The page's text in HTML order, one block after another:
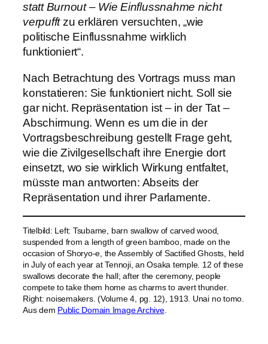
statt Burnout – Wie Einflussnahme nicht
verpufftzu erklären versuchten, „wie
politische Einflussnahme wirklich
funktioniert“.
Nach Betrachtung des Vortrags muss man
konstatieren: Sie funktioniert nicht. Soll sie
gar nicht. Repräsentation ist – in der Tat –
Abschirmung. Wenn es um die in der
Vortragsbeschreibung gestellt Frage geht,
wie die Zivilgesellschaft ihre Energie dort
einsetzt, wo sie wirklich Wirkung entfaltet,
müsste man antworten: Abseits der
Repräsentation und ihrer Parlamente.
Titelbild: Left: Tsubame, barn swallow of carved wood,
suspended from a length of green bamboo, made on the
occasion of Shoryo-e, the Assembly of Sactified Ghosts, held
in July of each year at Tennoji, an Osaka temple. 12 of these
swallows decorate the hall; after the ceremony, people
compete to take them home as charms to avert thunder.
Right: noisemakers. (Volume 4, pg. 12), 1913. Unai no tomo.
Aus dem Public Domain Image Archive.